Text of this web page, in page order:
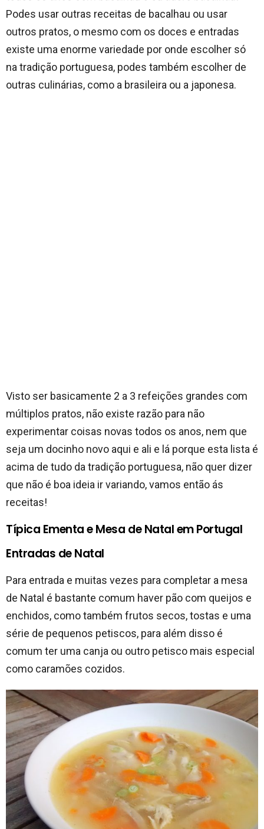
Podes usar outras receitas de bacalhau ou usar
outros pratos, o mesmo com os doces e entradas
existe uma enorme variedade por onde escolher só
na tradição portuguesa, podes também escolher de
outras culinárias, como a brasileira ou a japonesa.
Visto ser basicamente 2 a 3 refeições grandes com
múltiplos pratos, não existe razão para não
experimentar coisas novas todos os anos, nem que
seja um docinho novo aqui e ali e lá porque esta lista é
acima de tudo da tradição portuguesa, não quer dizer
que não é boa ideia ir variando, vamos então ás
receitas!
Típica Ementa e Mesa de Natal em Portugal
Entradas de Natal
Para entrada e muitas vezes para completar a mesa
de Natal é bastante comum haver pão com queijos e
enchidos, como também frutos secos, tostas e uma
série de pequenos petiscos, para além disso é
comum ter uma canja ou outro petisco mais especial
como caramões cozidos.